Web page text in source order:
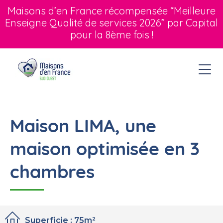
Maisons d’en France récompensée “Meilleure
Enseigne Qualité de services 2026” par Capital
pour la 8ème fois !
Maison LIMA, une
maison optimisée en 3
chambres
Superficie : 75m²